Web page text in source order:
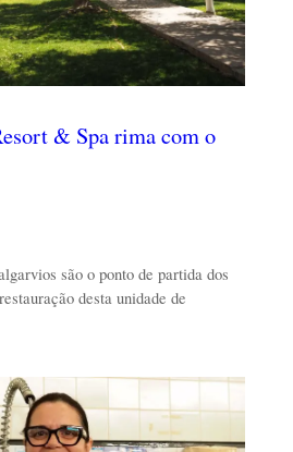
& Spa rima com o
são o ponto de partida dos
desta unidade de